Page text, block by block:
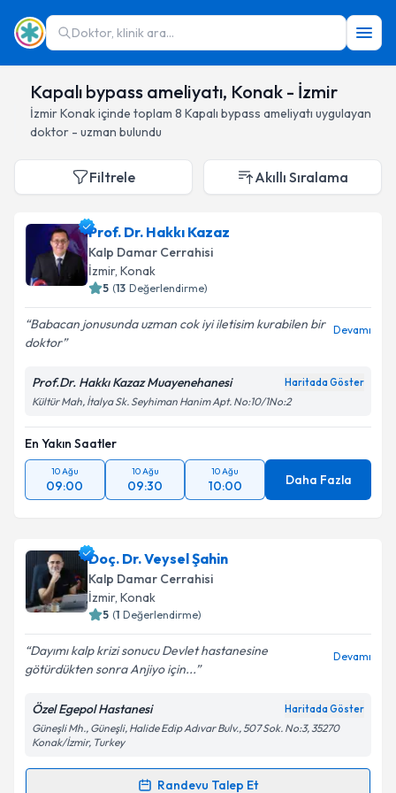
Doktor, klinik ara...
Kapalı bypass ameliyatı, Konak - İzmir
İzmirKonakiçinde toplam 8 Kapalı bypass ameliyatı uygulayan
doktor - uzman bulundu
Filtrele Akıllı Sıralama
Prof. Dr. Hakkı Kazaz
Kalp Damar Cerrahisi
İzmir, Konak
5 (13 Değerlendirme)
Babacan jonusunda uzman cok iyi iletisim kurabilen bir
doktor
Devamı
Prof.Dr. Hakkı Kazaz Muayenehanesi Haritada Göster
Kültür Mah, İtalya Sk. Seyhiman Hanim Apt. No:10/1No:2
En Yakın Saatler
10 Ağu
09:00
10 Ağu
09:30
10 Ağu
10:00 Daha Fazla
Doç. Dr. Veysel Şahin
Kalp Damar Cerrahisi
İzmir, Konak
5 (1 Değerlendirme)
Dayımı kalp krizi sonucu Devlet hastanesine
götürdükten sonra Anjiyo için...
Devamı
Özel Egepol Hastanesi Haritada Göster
Güneşli Mh., Güneşli, Halide Edip Adıvar Bulv., 507 Sok. No:3, 35270
Konak/İzmir, Turkey
Randevu Talep Et